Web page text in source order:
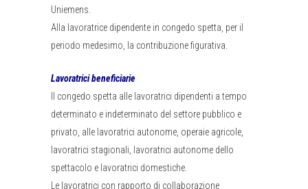
Uniemens.
Alla lavoratrice dipendente in congedo spetta, per il
periodo medesimo, la contribuzione figurativa.
Lavoratrici beneficiarie
Il congedo spetta alle lavoratrici dipendenti a tempo
determinato e indeterminato del settore pubblico e
privato, alle lavoratrici autonome, operaie agricole,
lavoratrici stagionali, lavoratrici autonome dello
spettacolo e lavoratrici domestiche.
Le lavoratrici con rapporto di collaborazione